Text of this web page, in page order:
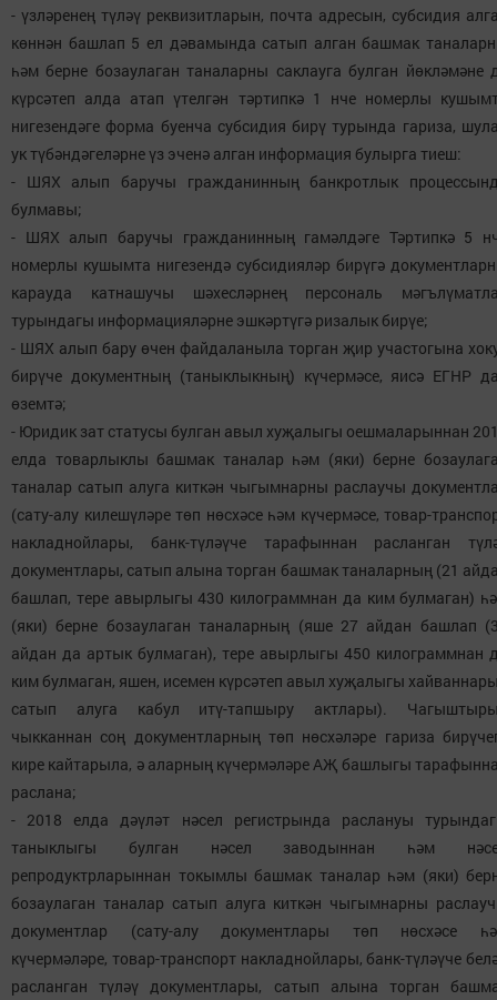
- үзләренең түләү реквизитларын, почта адресын, субсидия
көннән башлап 5 ел дәвамында сатып алган башмак
һәм берне бозаулаган таналарны саклауга булган йөкләмәне
күрсәтеп алда атап үтелгән тәртипкә 1 нче номерлы
нигезендәге форма буенча субсидия бирү турында гариза,
ук түбәндәгеләрне үз эченә алган информация булырга тиеш:
- ШЯХ алып баручы гражданинның банкротлык
булмавы;
- ШЯХ алып баручы гражданинның гамәлдәге Тәртипкә 5
номерлы кушымта нигезендә субсидияләр бирүгә
карауда катнашучы шәхесләрнең персональ
турындагы информацияләрне эшкәртүгә ризалык бирүе;
- ШЯХ алып бару өчен файдаланыла торган җир участогына
бирүче документның (таныклыкның) күчермәсе, яисә ЕГНР
өземтә;
- Юридик зат статусы булган авыл хуҗалыгы оешмаларыннан
елда товарлыклы башмак таналар һәм (яки) берне
таналар сатып алуга киткән чыгымнарны раслаучы
(сату-алу килешүләре төп нөсхәсе һәм күчермәсе, товар-
накладнойлары, банк-түләүче тарафыннан расланган
документлары, сатып алына торган башмак таналарның (21
башлап, тере авырлыгы 430 килограммнан да ким булмаган)
(яки) берне бозаулаган таналарның (яше 27 айдан башлап
айдан да артык булмаган), тере авырлыгы 450 килограммнан
ким булмаган, яшен, исемен күрсәтеп авыл хуҗалыгы
сатып алуга кабул итү-тапшыру актлары).
чыкканнан соң документларның төп нөсхәләре гариза
кире кайтарыла, ә аларның күчермәләре АҖ башлыгы
раслана;
- 2018 елда дәүләт нәсел регистрында раслануы
таныклыгы булган нәсел заводыннан һәм
репродуктрларыннан токымлы башмак таналар һәм (яки)
бозаулаган таналар сатып алуга киткән чыгымнарны
документлар (сату-алу документлары төп нөсхәсе
күчермәләре, товар-транспорт накладнойлары, банк-түләүче
расланган түләү документлары, сатып алына торган